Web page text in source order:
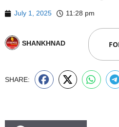
July 1, 2025 11:28 pm
SHANKHNAD
SHARE: